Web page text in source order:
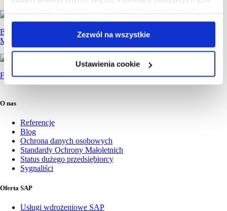
osobowych/pliki-cookies-klauzula-informacyjna
Zezwól na wszystkie
Ustawienia cookie
Biuro
Marketing
Formularz online »
O nas
Referencje
Blog
Ochrona danych osobowych
Standardy Ochrony Małoletnich
Status dużego przedsiębiorcy
Sygnaliści
Oferta SAP
Usługi wdrożeniowe SAP